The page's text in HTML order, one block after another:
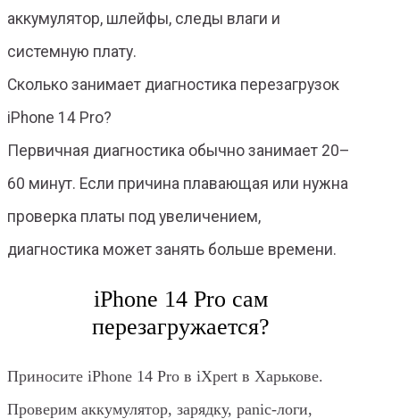
аккумулятор, шлейфы, следы влаги и
системную плату.
Сколько занимает диагностика перезагрузок
iPhone 14 Pro?
Первичная диагностика обычно занимает 20–
60 минут. Если причина плавающая или нужна
проверка платы под увеличением,
диагностика может занять больше времени.
iPhone 14 Pro сам
перезагружается?
Приносите iPhone 14 Pro в iXpert в Харькове.
Проверим аккумулятор, зарядку, panic-логи,